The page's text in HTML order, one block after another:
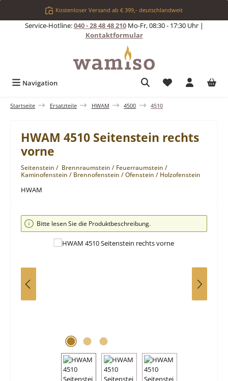
Zum Hauptinhalt springenKostenloser Versand ab € 399,- deutschlandweit
Service-Hotline:040 - 28 48 48 210Mo-Fr, 08:30 - 17:30 Uhr |
Kontaktformular
Navigation Du hast 0
Startseite Ersatzteile HWAM 4500 4510
HWAM 4510 Seitenstein rechts
vorne
Seitenstein / Brennraumstein / Feuerraumstein /
Kaminofenstein / Brennofenstein / Ofenstein / Holzofenstein
HWAM
Bildergalerie überspringen
Bitte lesen Sie die Produktbeschreibung.